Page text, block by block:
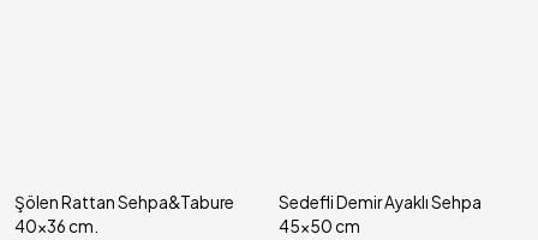
Şölen Rattan Sehpa&Tabure
40x36 cm.
Sedefli Demir Ayaklı Sehpa
45x50 cm